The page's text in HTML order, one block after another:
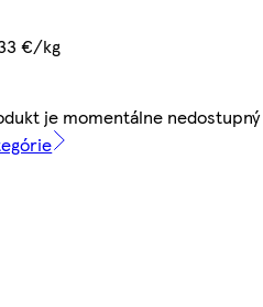
€/kg
je momentálne nedostupný